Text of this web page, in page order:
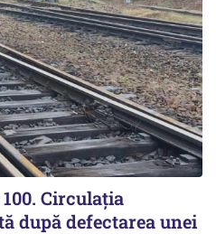
Circulația
după defectarea unei